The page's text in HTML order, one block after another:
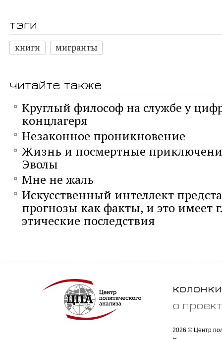
тэги
книги мигранты
читайте также
Круглый философ на службе у
концлагеря
Незаконное проникновение
Жизнь и посмертные
Эволы
Мне не жаль
Искусственный интеллект
прогнозы как факты, и это имеет
этические последствия
колонки
о
2026 © Центр